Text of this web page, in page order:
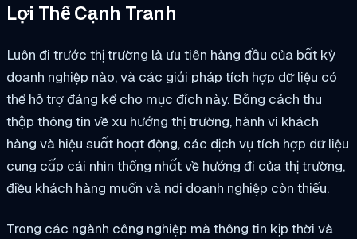
Lợi Thế Cạnh Tranh
Luôn đi trước thị trường là ưu tiên hàng đầu của bất kỳ
doanh nghiệp nào, và các giải pháp tích hợp dữ liệu có
thể hỗ trợ đáng kể cho mục đích này. Bằng cách thu
thập thông tin về xu hướng thị trường, hành vi khách
hàng và hiệu suất hoạt động, các dịch vụ tích hợp dữ liệu
cung cấp cái nhìn thống nhất về hướng đi của thị trường,
điều khách hàng muốn và nơi doanh nghiệp còn thiếu.
Trong các ngành công nghiệp mà thông tin kịp thời và